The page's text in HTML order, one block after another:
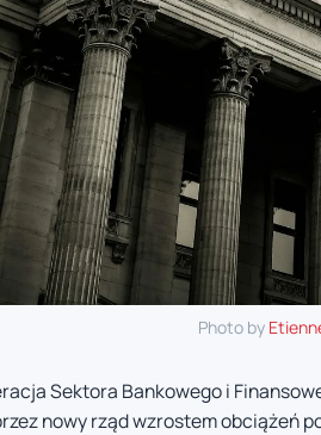
Photo by
Sektora Bankowego i
nowy rząd wzrostem obciążeń